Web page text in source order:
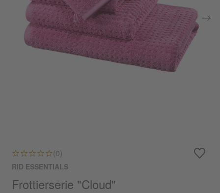
(0)
RID ESSENTIALS
Frottierserie "Cloud"